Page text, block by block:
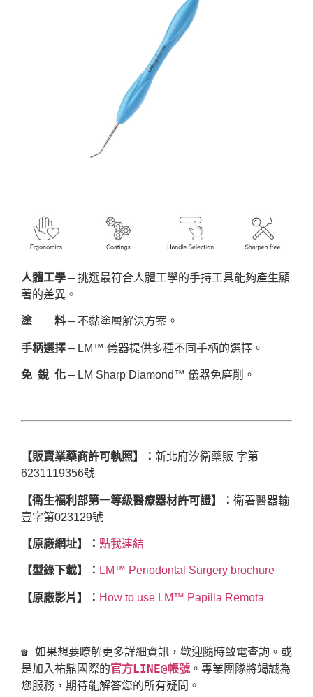
人體工學 – 挑選最符合人體工學的手持工具能夠產生顯
著的差異。
塗 料 – 不黏塗層解決方案。
手柄選擇 – LM™ 儀器提供多種不同手柄的選擇。
免 銳 化 – LM Sharp Diamond™ 儀器免磨削。
【販賣業藥商許可執照】： 新北府汐衛藥販 字第
6231119356號
【衛生福利部第一等級醫療器材許可證】： 衛署醫器輸
壹字第023129號
【原廠網址】： 點我連結
【型錄下載】： LM™ Periodontal Surgery brochure
【原廠影片】： How to use LM™ Papilla Remota
☎ 如果想要瞭解更多詳細資訊，歡迎隨時致電查詢。或
是加入祐鼎國際的官方LINE@帳號 。專業團隊將竭誠為